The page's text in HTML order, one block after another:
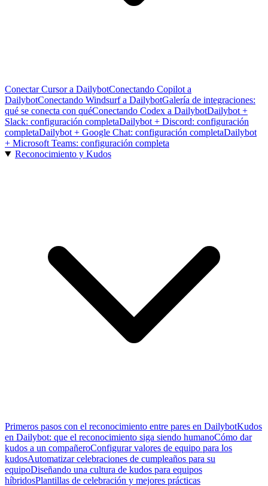
Conectar Cursor a DailybotConectando Copilot a
DailybotConectando Windsurf a DailybotGalería de integraciones:
qué se conecta con quéConectando Codex a DailybotDailybot +
Slack: configuración completaDailybot + Discord: configuración
completaDailybot + Google Chat: configuración completaDailybot
+ Microsoft Teams: configuración completa
Reconocimiento y Kudos
Primeros pasos con el reconocimiento entre pares en DailybotKudos
en Dailybot: que el reconocimiento siga siendo humanoCómo dar
kudos a un compañeroConfigurar valores de equipo para los
kudosAutomatizar celebraciones de cumpleaños para su
equipoDiseñando una cultura de kudos para equipos
híbridosPlantillas de celebración y mejores prácticas